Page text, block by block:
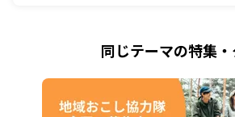
同じテーマの特集